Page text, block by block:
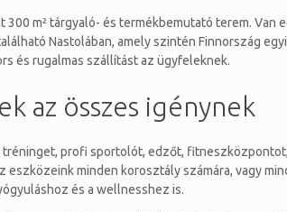
m² tárgyaló- és termékbemutató terem. Van
Nastolában, amely szintén Finnország
és rugalmas szállítást az ügyfeleknek.
az összes igénynek
profi sportolót, edzőt,
minden korosztály számára, vagy
és a wellnesshez is.